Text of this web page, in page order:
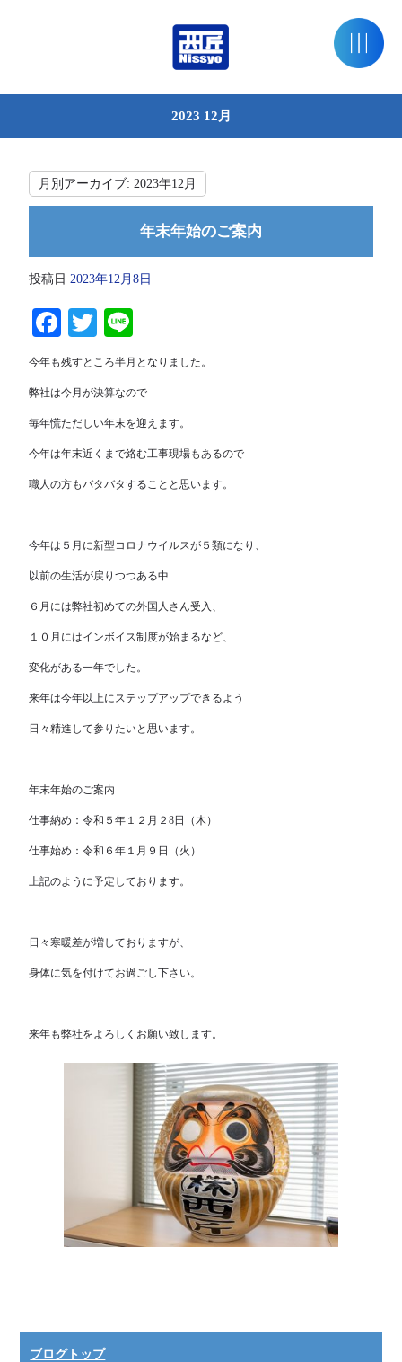
2023 12月
月別アーカイブ:2023年12月
年末年始のご案内
投稿日 2023年12月8日
Facebook
Twitter
今年も残すところ半月となりました。
弊社は今月が決算なので
毎年慌ただしい年末を迎えます。
今年は年末近くまで絡む工事現場もあるので
職人の方もバタバタすることと思います。
今年は５月に新型コロナウイルスが５類になり、
以前の生活が戻りつつある中
６月には弊社初めての外国人さん受入、
１０月にはインボイス制度が始まるなど、
変化がある一年でした。
来年は今年以上にステップアップできるよう
日々精進して参りたいと思います。
年末年始のご案内
仕事納め：令和５年１２月２8日（木）
仕事始め：令和６年１月９日（火）
上記のように予定しております。
日々寒暖差が増しておりますが、
身体に気を付けてお過ごし下さい。
来年も弊社をよろしくお願い致します。
ブログトップ